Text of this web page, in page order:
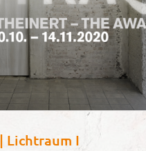
Lichtraum I